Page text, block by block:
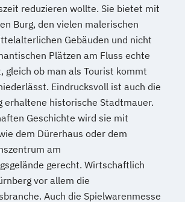
reduzieren wollte. Sie bietet mit
Burg, den vielen malerischen
Gebäuden und nicht
Plätzen am Fluss echte
gleich ob man als Tourist kommt
Eindrucksvoll ist auch die
erhaltene historische Stadtmauer.
Geschichte wird sie mit
dem Dürerhaus oder dem
am
gerecht. Wirtschaftlich
vor allem die
Auch die Spielwarenmesse